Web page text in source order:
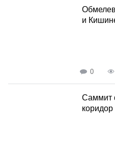
и
0
Саммит
коридор